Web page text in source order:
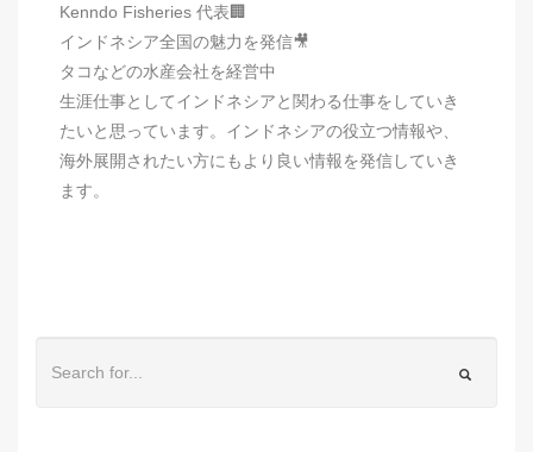
Kenndo Fisheries 代表🏢
インドネシア全国の魅力を発信🎥
タコなどの水産会社を経営中
生涯仕事としてインドネシアと関わる仕事をしていき
たいと思っています。インドネシアの役立つ情報や、
海外展開されたい方にもより良い情報を発信していき
ます。